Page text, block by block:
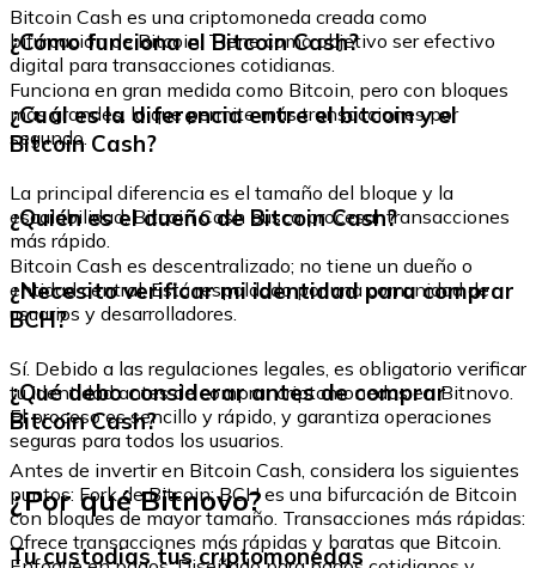
Bitcoin Cash es una criptomoneda creada como
bifurcación de Bitcoin. Tiene como objetivo ser efectivo
digital para transacciones cotidianas.
¿Cómo funciona el Bitcoin Cash?
Funciona en gran medida como Bitcoin, pero con bloques
más grandes, lo que permite más transacciones por
segundo.
¿Cuál es la diferencia entre el bitcoin y el
Bitcoin Cash?
La principal diferencia es el tamaño del bloque y la
escalabilidad. Bitcoin Cash busca procesar transacciones
más rápido.
¿Quién es el dueño de Bitcoin Cash?
Bitcoin Cash es descentralizado; no tiene un dueño o
entidad central. Está respaldado por una comunidad de
usuarios y desarrolladores.
¿Necesito verificar mi identidad para comprar
BCH?
Sí. Debido a las regulaciones legales, es obligatorio verificar
tu identidad antes de comprar criptomonedas en Bitnovo.
El proceso es sencillo y rápido, y garantiza operaciones
seguras para todos los usuarios.
¿Qué debo considerar antes de comprar
Bitcoin Cash?
Antes de invertir en Bitcoin Cash, considera los siguientes
puntos: Fork de Bitcoin: BCH es una bifurcación de Bitcoin
con bloques de mayor tamaño. Transacciones más rápidas:
Ofrece transacciones más rápidas y baratas que Bitcoin.
¿Por qué Bitnovo?
Tu custodias tus criptomonedas